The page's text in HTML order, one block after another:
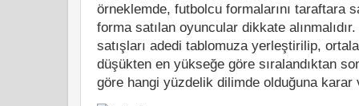
örneklemde, futbolcu formalarını taraftara
forma satılan oyuncular dikkate
satışları adedi tablomuza yerleştirilip,
düşükten en yükseğe göre sıralandıktan
göre hangi yüzdelik dilimde olduğuna karar